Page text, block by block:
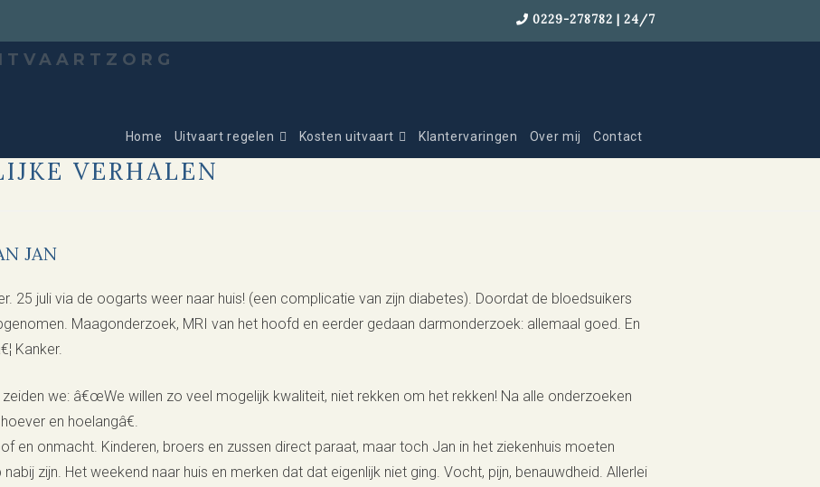
0229-278782 | 24/7
Home Uitvaart regelen Kosten uitvaart Klantervaringen Over mij Contact
VERHALEN
JAN
25 juli via de oogarts weer naar huis! (een complicatie van zijn diabetes). Doordat de bloedsuikers
Maagonderzoek, MRI van het hoofd en eerder gedaan darmonderzoek: allemaal goed. En
Kanker.
we: â€œWe willen zo veel mogelijk kwaliteit, niet rekken om het rekken! Na alle onderzoeken
en hoelangâ€.
en onmacht. Kinderen, broers en zussen direct paraat, maar toch Jan in het ziekenhuis moeten
zijn. Het weekend naar huis en merken dat dat eigenlijk niet ging. Vocht, pijn, benauwdheid. Allerlei